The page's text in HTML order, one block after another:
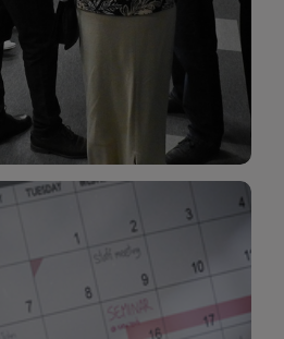
Wystawy
prezentujące zarówno
Imprez
wszystkie planowane